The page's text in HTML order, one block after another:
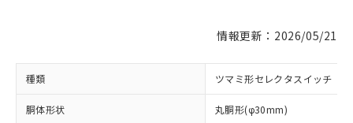
情報更新：2026/05/21
種類 ツマミ形セレクタスイッチ
胴体形状 丸胴形(φ30mm)